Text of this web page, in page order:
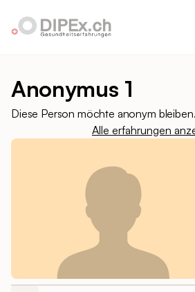
Anonymus 1
Diese Person möchte anonym bleiben.
Alle erfahrungen